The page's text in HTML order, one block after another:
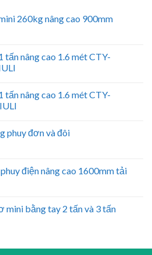
260kg nâng cao 900mm
tấn nâng cao 1.6 mét CTY-
tấn nâng cao 1.6 mét CTY-
phuy đơn và đôi
điện nâng cao 1600mm tải
mini bằng tay 2 tấn và 3 tấn